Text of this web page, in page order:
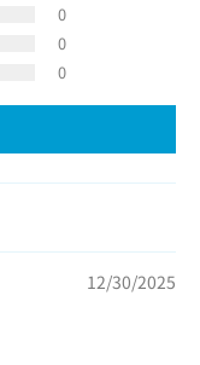
0
0
0
12/30/2025